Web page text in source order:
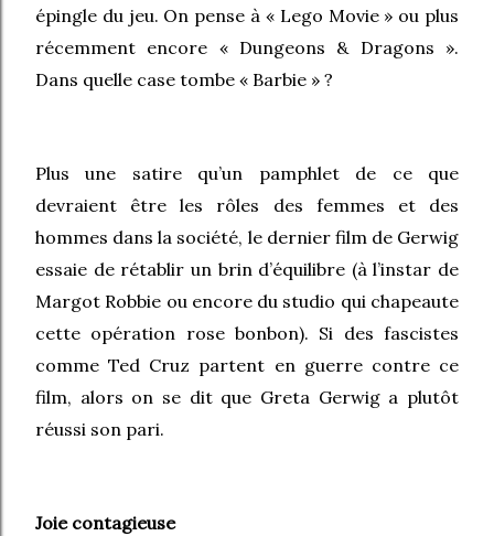
épingle du jeu. On pense à « Lego Movie » ou plus
récemment encore « Dungeons & Dragons ».
Dans quelle case tombe « Barbie » ?
Plus une satire qu’un pamphlet de ce que
devraient être les rôles des femmes et des
hommes dans la société, le dernier film de Gerwig
essaie de rétablir un brin d’équilibre (à l’instar de
Margot Robbie ou encore du studio qui chapeaute
cette opération rose bonbon). Si des fascistes
comme Ted Cruz partent en guerre contre ce
film, alors on se dit que Greta Gerwig a plutôt
réussi son pari.
Joie contagieuse